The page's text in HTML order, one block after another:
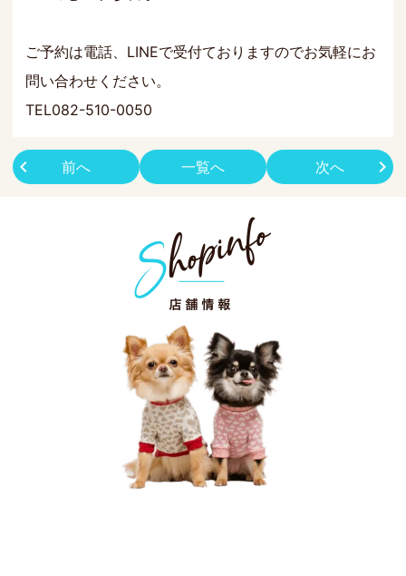
ご予約は電話、LINEで受付ておりますのでお気軽にお
問い合わせください。
TEL082-510-0050
前へ 次へ
一覧へ